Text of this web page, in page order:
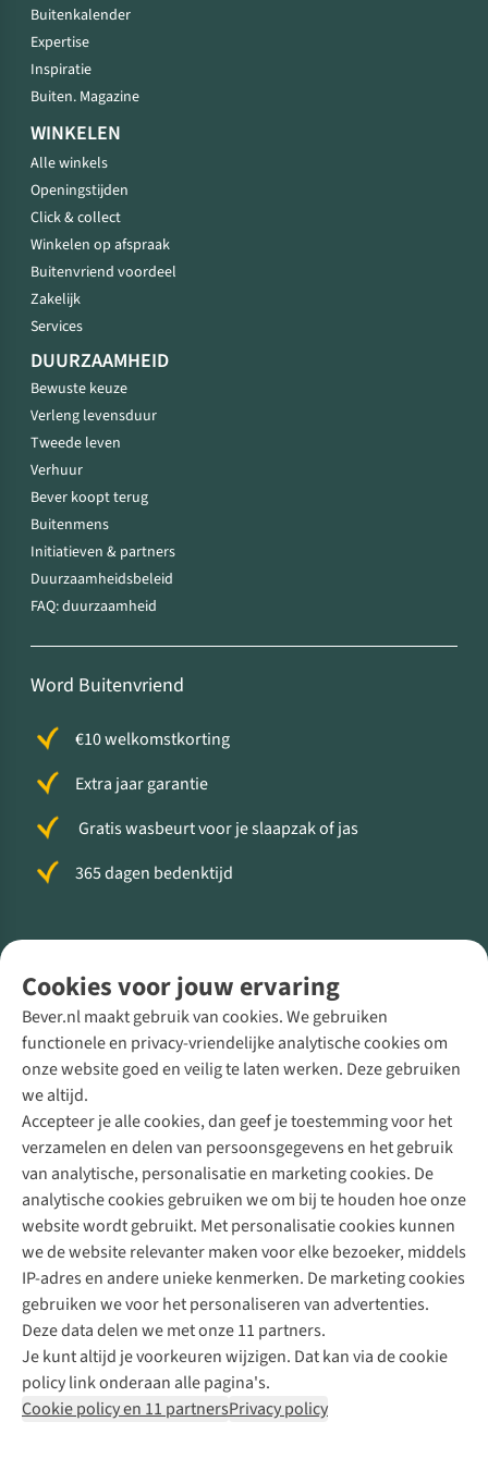
Cookies voor jouw ervaring
Bever.nl maakt gebruik van cookies. We gebruiken
functionele en privacy-vriendelijke analytische cookies om
onze website goed en veilig te laten werken. Deze gebruiken
we altijd.
Accepteer je alle cookies, dan geef je toestemming voor het
verzamelen en delen van persoonsgegevens en het gebruik
van analytische, personalisatie en marketing cookies. De
analytische cookies gebruiken we om bij te houden hoe onze
website wordt gebruikt. Met personalisatie cookies kunnen
we de website relevanter maken voor elke bezoeker, middels
IP-adres en andere unieke kenmerken. De marketing cookies
gebruiken we voor het personaliseren van advertenties.
Deze data delen we met onze 11 partners.
Je kunt altijd je voorkeuren wijzigen. Dat kan via de cookie
policy link onderaan alle pagina's.
Cookie policy en 11 partnersPrivacy policy
Buitenkalender
Expertise
Inspiratie
Buiten. Magazine
WINKELEN
Alle winkels
Openingstijden
Click & collect
Winkelen op afspraak
Buitenvriend voordeel
Zakelijk
Services
DUURZAAMHEID
Bewuste keuze
Verleng levensduur
Tweede leven
Verhuur
Bever koopt terug
Buitenmens
Initiatieven & partners
Duurzaamheidsbeleid
FAQ: duurzaamheid
Word Buitenvriend
€10 welkomstkorting
Extra jaar garantie
Gratis wasbeurt voor je slaapzak of jas
365 dagen bedenktijd
Direct advies van een Buitenexpert
+31 (0)85 888 50 88
+31 6 12 28 49 80
Contactformulier